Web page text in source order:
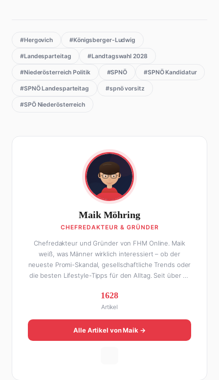
#Hergovich #Königsberger-Ludwig
#Landesparteitag #Landtagswahl 2028
#Niederösterreich Politik #SPNÖ #SPNÖ Kandidatur
#SPNÖ Landesparteitag #spnö vorsitz
#SPÖ Niederösterreich
Maik Möhring
CHEFREDAKTEUR & GRÜNDER
Chefredakteur und Gründer von FHM Online. Maik
weiß, was Männer wirklich interessiert – ob der
neueste Promi-Skandal, gesellschaftliche Trends oder
die besten Lifestyle-Tipps für den Alltag. Seit über 10
Online zu einer der führenden Männer-Lifestyle-
Plattformen im deutschsprachigen Raum aufgebaut.
Sein Weg dahin war alles andere als geradlinig: Die
eine Hälfte seines Lebens stand er in der
Gastronomie – mit allem, was dazugehört. Die andere
1628
Artikel
Alle Artikel von Maik →